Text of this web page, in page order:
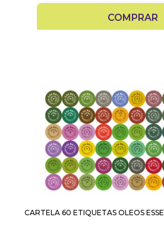
COMPRAR
CARTELA 60 ETIQUETAS OLEOS